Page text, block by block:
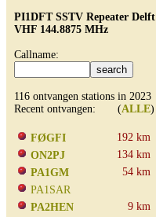
PI1DFT SSTV Repeater Delft
VHF 144.8875 MHz
Callname:
116 ontvangen stations in 2023
Recent ontvangen: (ALLE)
FØGFI 192 km
ON2PJ
134 km
PA1GM
54 km
PA1SAR
PA2HEN
9 km